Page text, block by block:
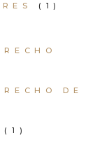
(1)
DE
(1)